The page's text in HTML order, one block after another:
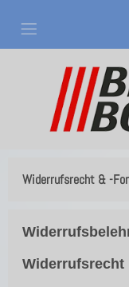
Widerrufsrecht & -
Widerrufsrecht